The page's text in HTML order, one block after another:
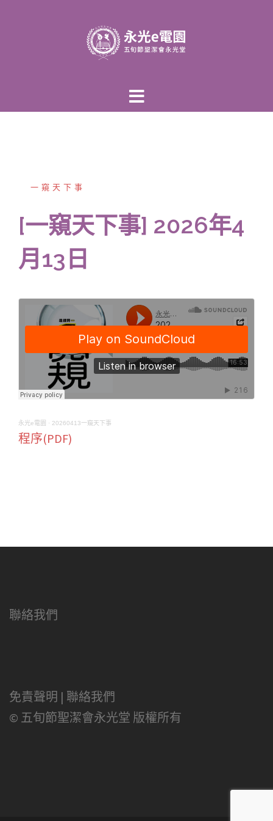
區
一窺天下事
[一窺天下事] 2026年4
月13日
永光e電園 · 20260413一窺天下事
程序(PDF)
聯絡我們
免責聲明 | 聯絡我們
© 五旬節聖潔會永光堂 版權所有